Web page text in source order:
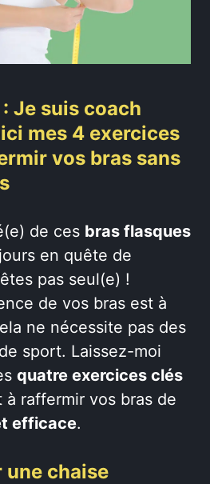
Je suis coach
mes 4 exercices
vos bras sans
de ces bras flasques
en quête de
pas seul(e) !
de vos bras est à
ne nécessite pas des
sport. Laissez-moi
quatre exercices clés
raffermir vos bras de
efficace.
une chaise